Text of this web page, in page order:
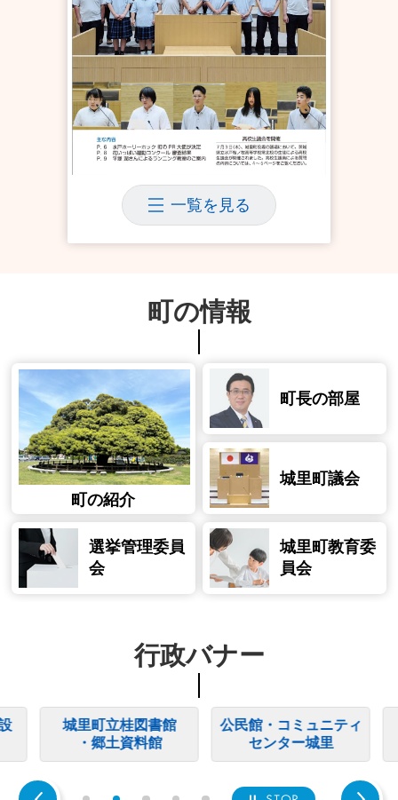
広報しろさと令和8年8月号
一覧を見る
町の情報
町の紹介
町長の部屋
城里町議会
選挙管理委員
会
城里町教育委
員会
行政バナー
城里町立桂図書館
・郷土資料館
公民館・コミュニティ
センター城里
停止